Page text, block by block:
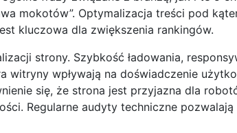
mokotów”. Optymalizacja treści pod
kluczowa dla zwiększenia rankingów.
strony. Szybkość ładowania,
wpływają na doświadczenie
się, że strona jest przyjazna dla
Regularne audyty techniczne